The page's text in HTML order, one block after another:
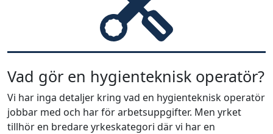
Vad gör en hygienteknisk operatör?
Vi har inga detaljer kring vad en hygienteknisk operatör
jobbar med och har för arbetsuppgifter. Men yrket
tillhör en bredare yrkeskategori där vi har en